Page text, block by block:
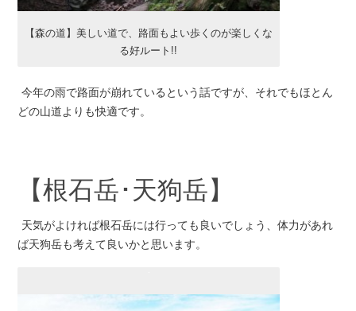
【森の道】美しい道で、路面もよい歩くのが楽しくな
る好ルート!!
今年の雨で路面が崩れているという話ですが、それでもほとん
どの山道よりも快適です。
【根石岳･天狗岳】
天気がよければ根石岳には行っても良いでしょう、体力があれ
ば天狗岳も考えて良いかと思います。